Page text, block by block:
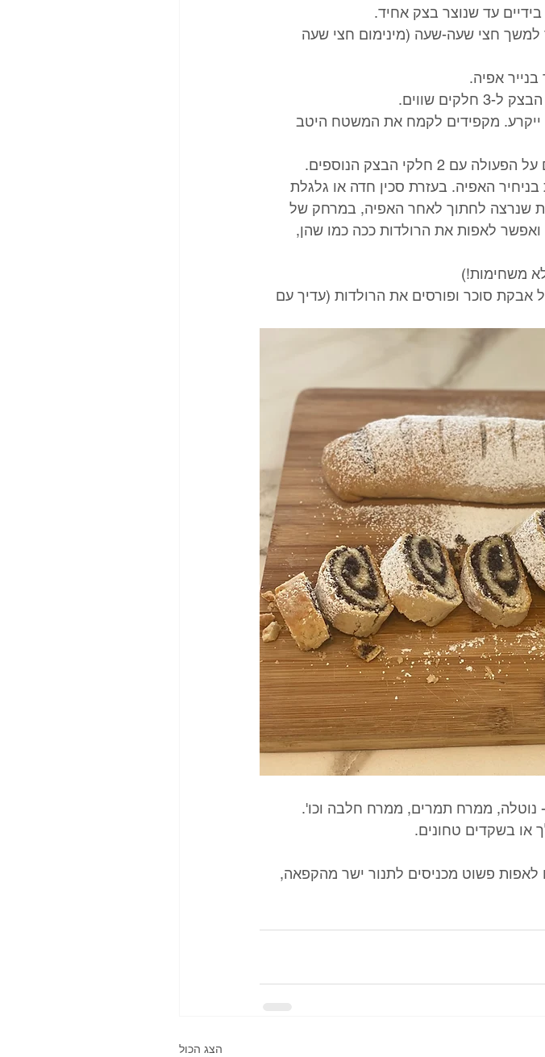
למשך חצי שעה-שעה (מינימום חצי שעה
ייקרע. מקפידים לקמח את המשטח היטב
האפיה. בעזרת סכין חדה או גלגלת
שנרצה לחתוך לאחר האפיה, במרחק של
ואפשר לאפות את הרולדות ככה כמו שהן,
אבקת סוכר ופורסים את הרולדות (עדיך עם
ממרח תמרים, ממרח חלבה וכו'.
או בשקדים טחונים.
לאפות פשוט מכניסים לתנור ישר מהקפאה,
הצג הכול